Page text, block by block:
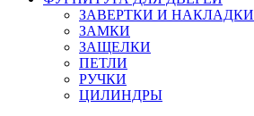
ЗАВЕРТКИ И НАКЛАДКИ
ЗАМКИ
ЗАЩЕЛКИ
ПЕТЛИ
РУЧКИ
ЦИЛИНДРЫ